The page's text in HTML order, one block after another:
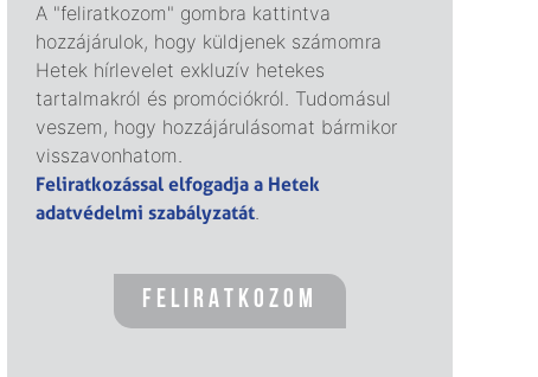
A "feliratkozom" gombra kattintva
hozzájárulok, hogy küldjenek számomra
Hetek hírlevelet exkluzív hetekes
tartalmakról és promóciókról. Tudomásul
veszem, hogy hozzájárulásomat bármikor
visszavonhatom.
Feliratkozással elfogadja a Hetek
adatvédelmi szabályzatát.